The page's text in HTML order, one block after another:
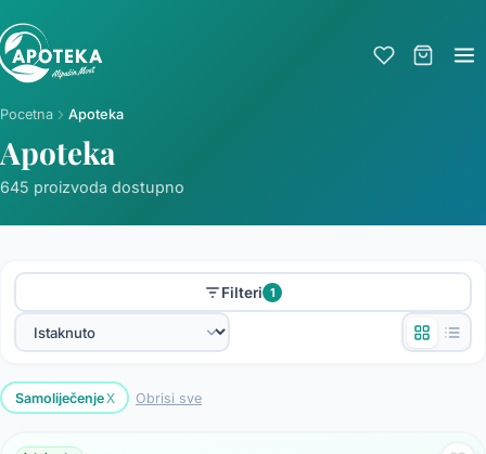
Pocetna Apoteka
Apoteka
645 proizvoda dostupno
Filteri 1
Samoliječenjex Obrisi sve